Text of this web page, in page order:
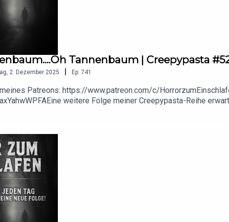
Tannenbaum | Creepypasta
2. Dezember 2025 | Ep. 741
Patreons: https://www.patreon.com/c/
weitere Folge meiner Creepypasta-Reihe
wiki/The_Killing_FieldsDer Autor dieser
wiki/User:TewahwayDie Creepypasta wurde unter